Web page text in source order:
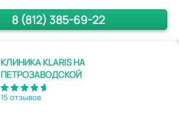
8 (812) 385-69-22
КЛИНИКА KLARIS НА
ПЕТРОЗАВОДСКОЙ
15 отзывов